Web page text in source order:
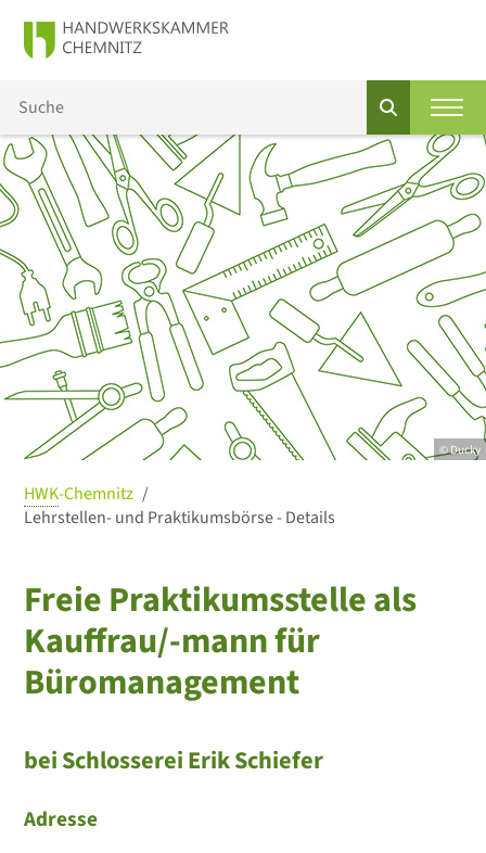
© Ducky
HWK-Chemnitz
Lehrstellen- und Praktikumsbörse - Details
Freie Praktikumsstelle als
Kauffrau/-mann für
Büromanagement
bei Schlosserei Erik Schiefer
Adresse